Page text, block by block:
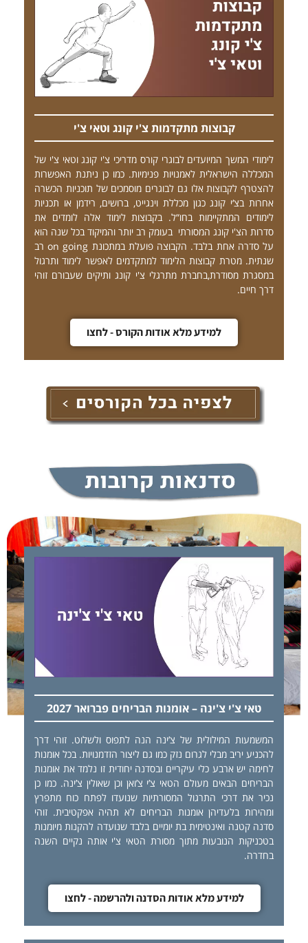
קבוצות מתקדמות צ'י קונג וטאי צ'י
לימודי המשך המיועדים לבוגרי קורס מדריכי צ'י קונג וטאי צ'י של
המכללה הישראלית לאמנויות פנימיות. כמו כן ניתנת האפשרות
להצטרף לקבוצות אלו גם לבוגרים מוסמכים של תוכניות הכשרה
אחרות בצ‘י קונג כגון מכללת וינגייט, ברושים, רידמן או תכניות
לימודים המתקיימות בחו“ל. בקבוצות לימוד אלה לומדים את
סדרות הצ'י קונג המסורתי בעומק רב יותר והמיקוד בכל שנה הוא
על סדרה אחת בלבד. הקבוצה פועלת במתכונת on going רב
שנתית. מטרת קבוצות הלימוד למתקדמים לאפשר לימוד ותרגול
במסגרת מסודרת,בחברת מתרגלי צ'י קונג ותיקים שעבורם זוהי
דרך חיים.
למידע מלא אודות הקורס - לחצו
טאי צ'י צ'ינה – אומנות הבריחים פברואר 2027
המשמעות המילולית של צ’ינה הנה לתפוס ולשלוט. זוהי דרך
להכניע יריב מבלי לגרום נזק כמו גם ליצור הזדמנויות. בכל אומנות
לחימה יש ארבע כלי עיקריים ובסדנה יחודית זו נלמד את אומנות
הבריחים הבאים מעולם הטאי צ’י צ’ואן וכן שאולין צ’ינה. כמו כן
נכיר את דרכי התרגול המסורתיות שנועדו לפתח כוח מתפרץ
ומהירות בלעדיהן אומנות הבריחים לא תהיה אפקטיבית. זוהי
סדנה קטנה ואינטימית בת יומיים בלבד שנועדה להקנות מיומנות
בטכניקות הנובעות מתוך מסורת הטאי צ'י אותה נקיים השנה
בחדרה.
למידע מלא אודות הסדנה ולהרשמה - לחצו